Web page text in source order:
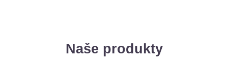
Naše produkty